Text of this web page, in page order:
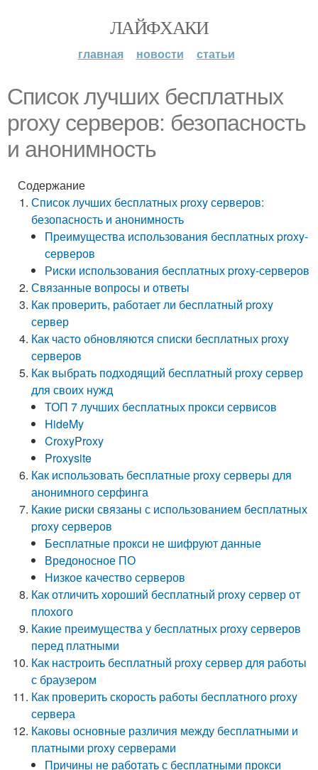
ЛАЙФХАКИ
главная новости статьи
Список лучших бесплатных
proxy серверов: безопасность
и анонимность
Содержание
Список лучших бесплатных proxy серверов:
безопасность и анонимность
Преимущества использования бесплатных proxy-
серверов
Риски использования бесплатных proxy-серверов
Связанные вопросы и ответы
Как проверить, работает ли бесплатный proxy
сервер
Как часто обновляются списки бесплатных proxy
серверов
Как выбрать подходящий бесплатный proxy сервер
для своих нужд
ТОП 7 лучших бесплатных прокси сервисов
HideMy
CroxyProxy
Proxysite
Как использовать бесплатные proxy серверы для
анонимного серфинга
Какие риски связаны с использованием бесплатных
proxy серверов
Бесплатные прокси не шифруют данные
Вредоносное ПО
Низкое качество серверов
Как отличить хороший бесплатный proxy сервер от
плохого
Какие преимущества у бесплатных proxy серверов
перед платными
Как настроить бесплатный proxy сервер для работы
с браузером
Как проверить скорость работы бесплатного proxy
сервера
Каковы основные различия между бесплатными и
платными proxy серверами
Причины не работать с бесплатными прокси